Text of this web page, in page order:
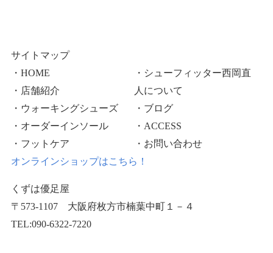
サイトマップ
・HOME
・店舗紹介
・ウォーキングシューズ
・オーダーインソール
・フットケア
・シューフィッター西岡直
人について
・ブログ
・ACCESS
・お問い合わせ
オンラインショップはこちら！
くずは優足屋
〒573-1107 大阪府枚方市楠葉中町１－４
TEL:090-6322-7220